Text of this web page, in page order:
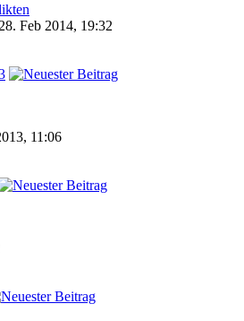
Feb 2014, 19:32
11:06